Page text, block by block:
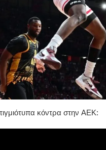
κόντρα στην ΑΕΚ: